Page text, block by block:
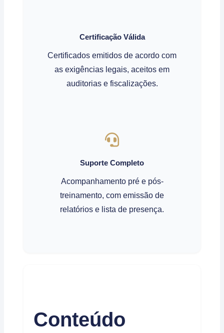
Certificação Válida
Certificados emitidos de acordo com
as exigências legais, aceitos em
auditorias e fiscalizações.
Suporte Completo
Acompanhamento pré e pós-
treinamento, com emissão de
relatórios e lista de presença.
Conteúdo